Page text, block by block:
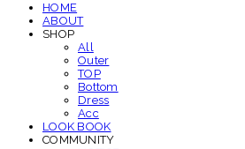
HOME
ABOUT
SHOP
All
Outer
TOP
Bottom
Dress
Acc
LOOK BOOK
COMMUNITY